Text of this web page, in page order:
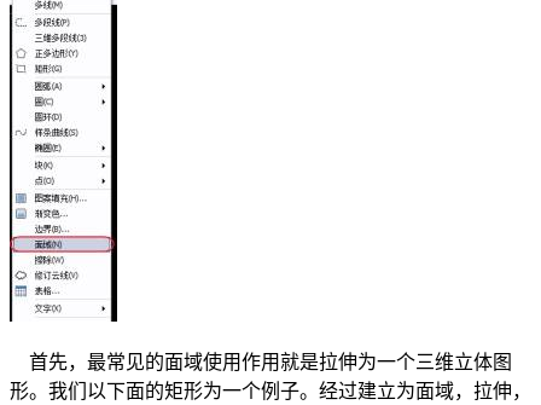
首先，最常见的面域使用作用就是拉伸为一个三维立体图
形。我们以下面的矩形为一个例子。经过建立为面域，拉伸，